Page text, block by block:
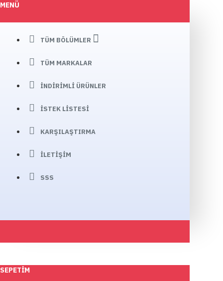
MENÜ
TÜM BÖLÜMLER
TÜM MARKALAR
İNDIRIMLI ÜRÜNLER
İSTEK LISTESI
KARŞILAŞTIRMA
İLETIŞIM
SSS
SEPETIM